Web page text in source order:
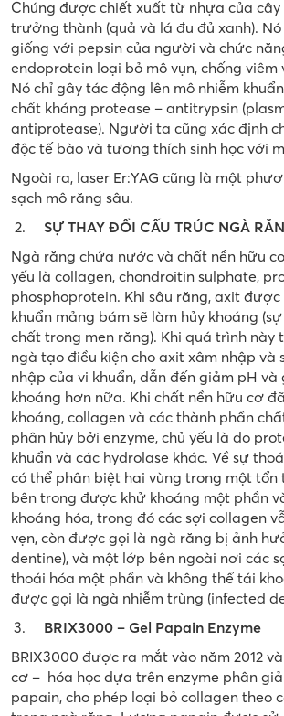
Chúng được chiết xuất từ nhựa của cây
trưởng thành (quả và lá đu đủ xanh).
giống với pepsin của người và chức
endoprotein loại bỏ mô vụn, chống viêm
Nó chỉ gây tác động lên mô nhiễm
chất kháng protease – antitrypsin
antiprotease). Người ta cũng xác định
độc tế bào và tương thích sinh học với
Ngoài ra, laser Er:YAG cũng là một
sạch mô răng sâu.
SỰ THAY ĐỔI CẤU TRÚC NGÀ
Ngà răng chứa nước và chất nền hữu
yếu là collagen, chondroitin sulphate,
phosphoprotein. Khi sâu răng, axit được
khuẩn mảng bám sẽ làm hủy khoáng
chất trong men răng). Khi quá trình này
ngà tạo điều kiện cho axit xâm nhập và
nhập của vi khuẩn, dẫn đến giảm pH và
khoáng hơn nữa. Khi chất nền hữu cơ
khoáng, collagen và các thành phần
phân hủy bởi enzyme, chủ yếu là do
khuẩn và các hydrolase khác. Về sự
có thể phân biệt hai vùng trong một
bên trong được khử khoáng một phần
khoáng hóa, trong đó các sợi collagen
vẹn, còn được gọi là ngà răng bị ảnh
dentine), và một lớp bên ngoài nơi các
thoái hóa một phần và không thể tái
được gọi là ngà nhiễm trùng (infected
BRIX3000 – Gel Papain Enzyme
BRIX3000 được ra mắt vào năm 2012
cơ – hóa học dựa trên enzyme phân
papain, cho phép loại bỏ collagen theo